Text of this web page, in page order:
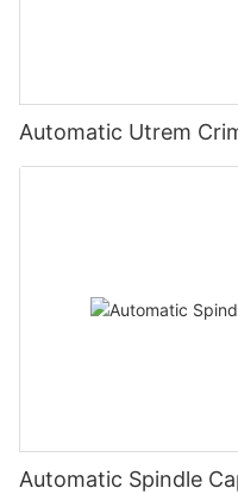
Automatic Utrem
Automatic Spindle